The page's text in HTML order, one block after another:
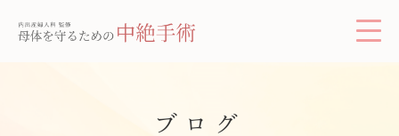
ブログ